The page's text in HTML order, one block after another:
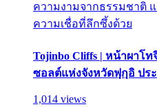
ความงามจากธรรมชาติ
ความเชื่อที่ลึกซึ้งด้วย
Tojinbo Cliffs | หน้าผาโ
ซอลต์แห่งจังหวัดฟุกุอิ ปร
1,014 views